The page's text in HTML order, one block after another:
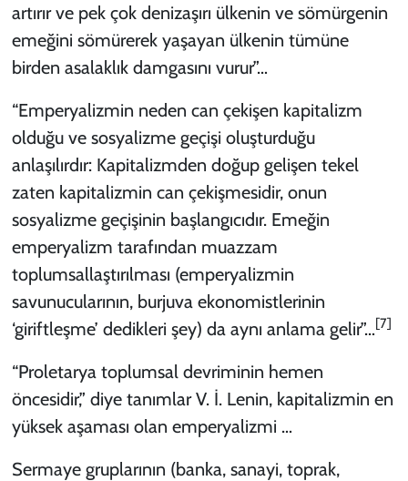
artırır ve pek çok denizaşırı ülkenin ve sömürgenin
emeğini sömürerek yaşayan ülkenin tümüne
birden asalaklık damgasını vurur”…
“Emperyalizmin neden can çekişen kapitalizm
olduğu ve sosyalizme geçişi oluşturduğu
anlaşılırdır: Kapitalizmden doğup gelişen tekel
zaten kapitalizmin can çekişmesidir, onun
sosyalizme geçişinin başlangıcıdır. Emeğin
emperyalizm tarafından muazzam
toplumsallaştırılması (emperyalizmin
savunucularının, burjuva ekonomistlerinin
‘giriftleşme’ dedikleri şey) da aynı anlama gelir”…[7]
“Proletarya toplumsal devriminin hemen
öncesidir,” diye tanımlar V. İ. Lenin, kapitalizmin en
yüksek aşaması olan emperyalizmi …
Sermaye gruplarının (banka, sanayi, toprak,